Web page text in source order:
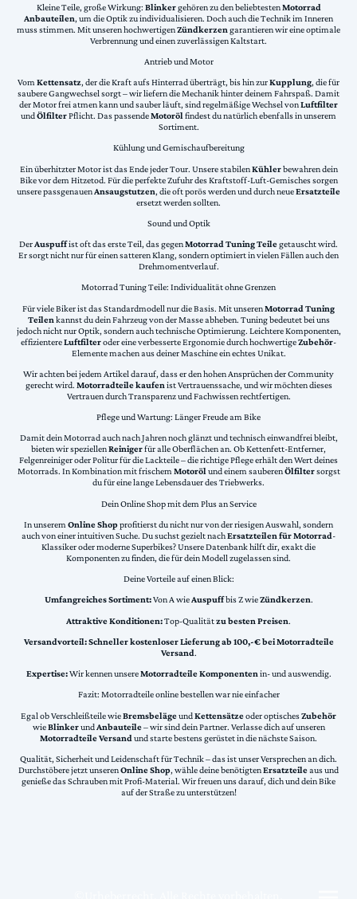
Kleine Teile, große Wirkung: Blinkergehören zu den beliebtestenMotorrad
Anbauteilen, um die Optik zu individualisieren. Doch auch die Technik im Inneren
muss stimmen. Mit unseren hochwertigenZündkerzen garantieren wir eine optimale
Verbrennung und einen zuverlässigen Kaltstart.
Antrieb und Motor
VomKettensatz, der die Kraft aufs Hinterrad überträgt, bis hin zurKupplung, die für
saubere Gangwechsel sorgt – wir liefern die Mechanik hinter deinem Fahrspaß. Damit
der Motor frei atmen kann und sauber läuft, sind regelmäßige Wechsel vonLuftfilter
undÖlfilterPflicht. Das passendeMotorölfindest du natürlich ebenfalls in unserem
Sortiment.
Kühlung und Gemischaufbereitung
Ein überhitzter Motor ist das Ende jeder Tour. Unsere stabilenKühlerbewahren dein
Bike vor dem Hitzetod. Für die perfekte Zufuhr des Kraftstoff-Luft-Gemisches sorgen
unsere passgenauenAnsaugstutzen, die oft porös werden und durch neueErsatzteile
ersetzt werden sollten.
Sound und Optik
DerAuspuffist oft das erste Teil, das gegenMotorrad Tuning Teilegetauscht wird.
Er sorgt nicht nur für einen satteren Klang, sondern optimiert in vielen Fällen auch den
Drehmomentverlauf.
Motorrad Tuning Teile: Individualität ohne Grenzen
Für viele Biker ist das Standardmodell nur die Basis. Mit unserenMotorrad Tuning
Teilen kannst du dein Fahrzeug von der Masse abheben. Tuning bedeutet bei uns
jedoch nicht nur Optik, sondern auch technische Optimierung. Leichtere Komponenten,
effizientereLuftfilteroder eine verbesserte Ergonomie durch hochwertigeZubehör-
Elemente machen aus deiner Maschine ein echtes Unikat.
Wir achten bei jedem Artikel darauf, dass er den hohen Ansprüchen der Community
gerecht wird. Motorradteile kaufen ist Vertrauenssache, und wir möchten dieses
Vertrauen durch Transparenz und Fachwissen rechtfertigen.
Pflege und Wartung: Länger Freude am Bike
Damit dein Motorrad auch nach Jahren noch glänzt und technisch einwandfrei bleibt,
bieten wir speziellenReinigerfür alle Oberflächen an. Ob Kettenfett-Entferner,
Felgenreiniger oder Politur für die Lackteile – die richtige Pflege erhält den Wert deines
Motorrads. In Kombination mit frischemMotorölund einem sauberenÖlfiltersorgst
du für eine lange Lebensdauer des Triebwerks.
Dein Online Shop mit dem Plus an Service
In unserem Online Shopprofitierst du nicht nur von der riesigen Auswahl, sondern
auch von einer intuitiven Suche. Du suchst gezielt nachErsatzteilen für Motorrad-
Klassiker oder moderne Superbikes? Unsere Datenbank hilft dir, exakt die
Komponenten zu finden, die für dein Modell zugelassen sind.
Deine Vorteile auf einen Blick:
Umfangreiches Sortiment:Von A wieAuspuffbis Z wieZündkerzen.
Attraktive Konditionen:Top-Qualitätzu besten Preisen.
Versandvorteil:Schneller kostenloser Lieferung ab 100,-€ bei Motorradteile
Versand.
Expertise:Wir kennen unsereMotorradteile Komponentenin- und auswendig.
Fazit: Motorradteile online bestellen war nie einfacher
Egal ob Verschleißteile wieBremsbelägeundKettensätzeoder optischesZubehör
wieBlinkerundAnbauteile– wir sind dein Partner. Verlasse dich auf unseren
Motorradteile Versand und starte bestens gerüstet in die nächste Saison.
Qualität, Sicherheit und Leidenschaft für Technik – das ist unser Versprechen an dich.
Durchstöbere jetzt unserenOnline Shop, wähle deine benötigtenErsatzteileaus und
genieße das Schrauben mit Profi-Material. Wir freuen uns darauf, dich und dein Bike
auf der Straße zu unterstützen!